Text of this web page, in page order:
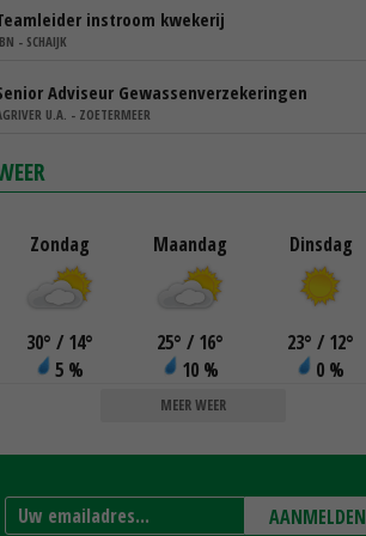
instroom kwekerij
- SCHAIJK
Adviseur Gewassenverzekeringen
U.A. - ZOETERMEER
Zondag
30° / 14°
5 %
Maandag
25° / 16°
10 %
Dinsdag
23° / 12°
0 %
MEER WEER
AANMELDEN